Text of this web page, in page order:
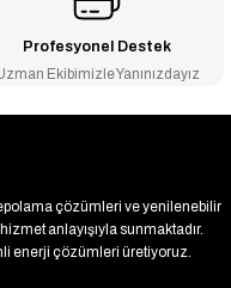
Profesyonel Destek
Ekibimizle Yanınızdayız
çözümleri ve yenilenebilir
anlayışıyla sunmaktadır.
enerji çözümleri üretiyoruz.